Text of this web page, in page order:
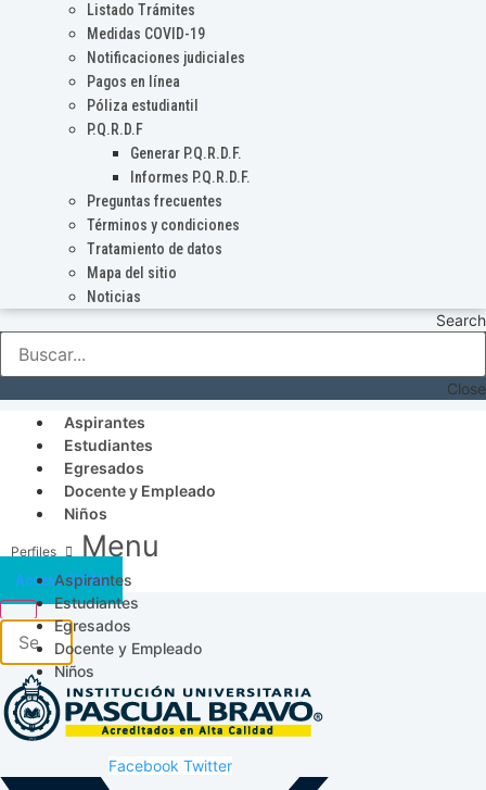
Listado Trámites
Medidas COVID-19
Notificaciones judiciales
Pagos en línea
Póliza estudiantil
P.Q.R.D.F
Generar P.Q.R.D.F.
Informes P.Q.R.D.F.
Preguntas frecuentes
Términos y condiciones
Tratamiento de datos
Mapa del sitio
Noticias
Search
Close
Aspirantes
Estudiantes
Egresados
Docente y Empleado
Niños
Menu
Aspirantes
Estudiantes
Egresados
Docente y Empleado
Niños
Acceso SICAU
Facebook Twitter